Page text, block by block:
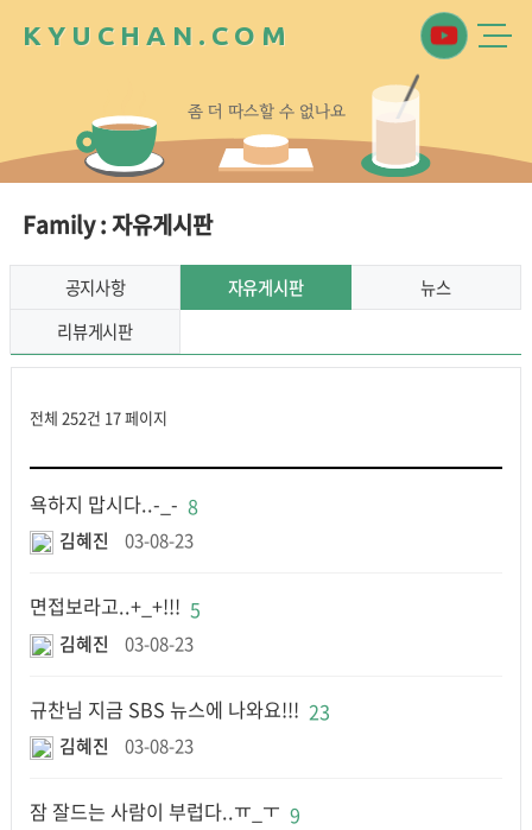
K Y U C H A N . C O M
좀 더 따스할 수 없나요
Family : 자유게시판
공지사항 자유게시판
뉴스
리뷰게시판
전체 252건 17 페이지
욕하지 맙시다..-_- 8
김혜진 03-08-23
면접보라고..+_+!!! 5
김혜진 03-08-23
규찬님 지금 SBS 뉴스에 나와요!!! 23
김혜진 03-08-23
잠 잘드는 사람이 부럽다..ㅠ_ㅜ 9